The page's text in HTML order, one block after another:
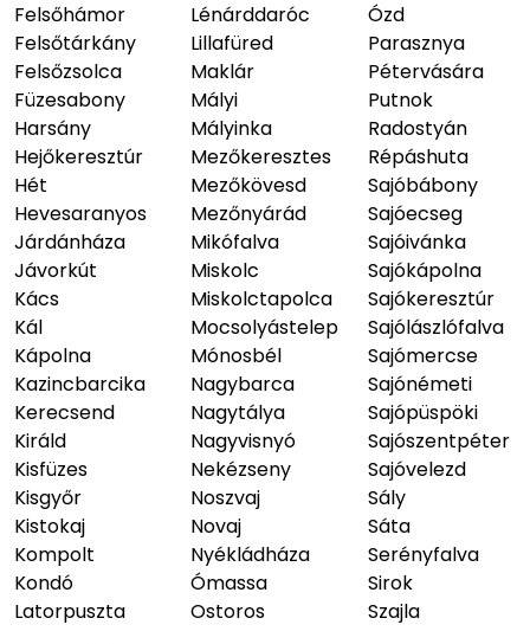
Felsőhámor
Felsőtárkány
Felsőzsolca
Füzesabony
Harsány
Hejőkeresztúr
Hét
Hevesaranyos
Járdánháza
Jávorkút
Kács
Kál
Kápolna
Kazincbarcika
Kerecsend
Királd
Kisfüzes
Kisgyőr
Kistokaj
Kompolt
Kondó
Latorpuszta
Lénárddaróc
Lillafüred
Maklár
Mályi
Mályinka
Mezőkeresztes
Mezőkövesd
Mezőnyárád
Mikófalva
Miskolc
Miskolctapolca
Mocsolyástelep
Mónosbél
Nagybarca
Nagytálya
Nagyvisnyó
Nekézseny
Noszvaj
Novaj
Nyékládháza
Ómassa
Ostoros
Ózd
Parasznya
Pétervására
Putnok
Radostyán
Répáshuta
Sajóbábony
Sajóecseg
Sajóivánka
Sajókápolna
Sajókeresztúr
Sajólászlófalva
Sajómercse
Sajónémeti
Sajópüspöki
Sajószentpéter
Sajóvelezd
Sály
Sáta
Serényfalva
Sirok
Szajla